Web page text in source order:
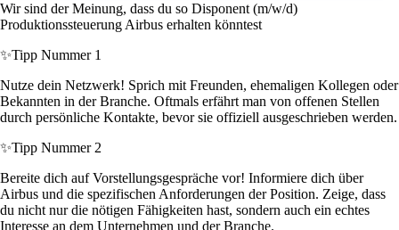
Wir sind der Meinung, dass du so Disponent (m/w/d)
Produktionssteuerung Airbus erhalten könntest
✨Tipp Nummer 1
Nutze dein Netzwerk! Sprich mit Freunden, ehemaligen Kollegen oder
Bekannten in der Branche. Oftmals erfährt man von offenen Stellen
durch persönliche Kontakte, bevor sie offiziell ausgeschrieben werden.
✨Tipp Nummer 2
Bereite dich auf Vorstellungsgespräche vor! Informiere dich über
Airbus und die spezifischen Anforderungen der Position. Zeige, dass
du nicht nur die nötigen Fähigkeiten hast, sondern auch ein echtes
Interesse an dem Unternehmen und der Branche.